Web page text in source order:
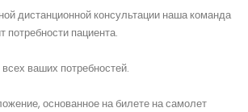
дистанционной консультации наша команда
потребности пациента.
всех ваших потребностей.
основанное на билете на самолет